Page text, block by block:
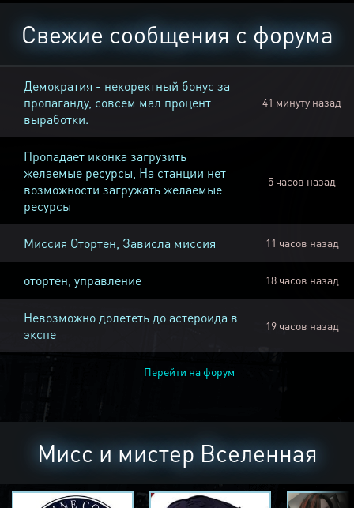
Свежие сообщения с форума
Демократия - некоректный бонус за
пропаганду, совсем мал процент
выработки.
41 минуту назад
Пропадает иконка загрузить
желаемые ресурсы, На станции нет
возможности загружать желаемые
ресурсы
5 часов назад
Миссия Отортен, Зависла миссия 11 часов назад
отортен, управление 18 часов назад
Невозможно долететь до астероида в
экспе
19 часов назад
Перейти на форум
Мисс и мистер Вселенная